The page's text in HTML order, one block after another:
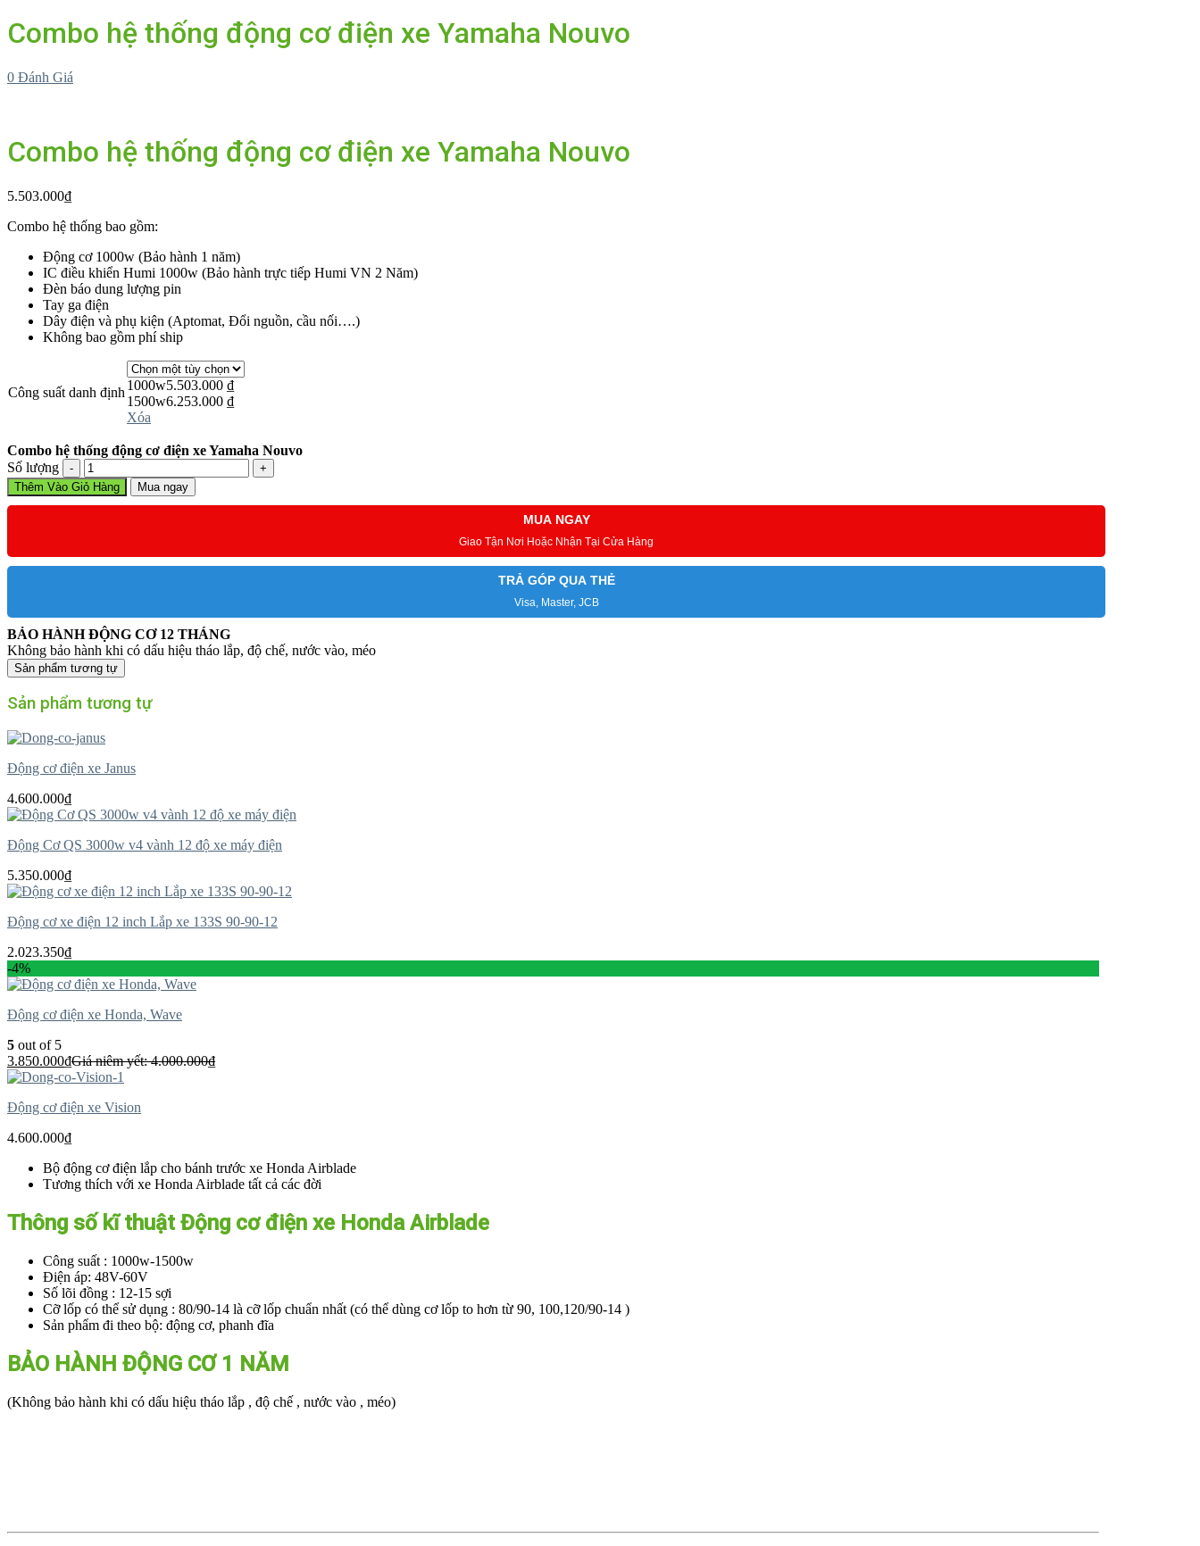
Combo hệ thống động cơ điện xe Yamaha Nouvo
0 Đánh Giá
Combo hệ thống động cơ điện xe Yamaha Nouvo
5.503.000₫
Combo hệ thống bao gồm:
Động cơ 1000w (Bảo hành 1 năm)
IC điều khiển Humi 1000w (Bảo hành trực tiếp Humi VN 2 Năm)
Đèn báo dung lượng pin
Tay ga điện
Dây điện và phụ kiện (Aptomat, Đổi nguồn, cầu nối….)
Không bao gồm phí ship
Công suất danh định 1000w5.503.000 ₫
1500w6.253.000 ₫
Xóa
Combo hệ thống động cơ điện xe Yamaha Nouvo
Số lượng
Combo
hệ
thống
xe
lượng
Thêm Vào Giỏ Hàng Mua ngay
MUA NGAY
Giao Tận Nơi Hoặc Nhận Tại Cửa Hàng
TRẢ GÓP QUA THẺ
Visa, Master, JCB
BẢO HÀNH ĐỘNG CƠ 12 THÁNG
Không bảo hành khi có dấu hiệu tháo lắp, độ chế, nước vào, méo
Sản phẩm tương tự
Sản phẩm tương tự
Động cơ điện xe Janus
4.600.000₫
Động Cơ QS 3000w v4 vành 12 độ xe máy điện
5.350.000₫
Động cơ xe điện 12 inch Lắp xe 133S 90-90-12
2.023.350₫
-4%
Động cơ điện xe Honda, Wave
5 out of 5
3.850.000₫Giá niêm yết:4.000.000₫
Động cơ điện xe Vision
4.600.000₫
Bộ động cơ điện lắp cho bánh trước xe Honda Airblade
Tương thích với xe Honda Airblade tất cả các đời
Thông số kĩ thuật Động cơ điện xe Honda Airblade
Công suất : 1000w-1500w
Điện áp: 48V-60V
Số lõi đồng : 12-15 sợi
Cỡ lốp có thể sử dụng : 80/90-14 là cỡ lốp chuẩn nhất (có thể dùng cơ lốp to hơn từ 90, 100,120/90-14 )
Sản phẩm đi theo bộ: động cơ, phanh đĩa
BẢO HÀNH ĐỘNG CƠ 1 NĂM
(Không bảo hành khi có dấu hiệu tháo lắp , độ chế , nước vào , méo)